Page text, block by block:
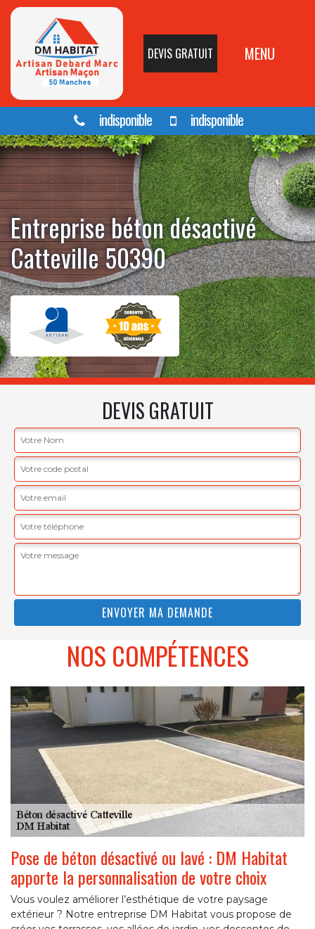
DEVIS GRATUIT MENU
indisponible indisponible
Entreprise béton désactivé
Catteville 50390
DEVIS GRATUIT
NOS COMPÉTENCES
Pose de béton désactivé ou lavé : DM Habitat
apporte la personnalisation de votre choix
Vous voulez améliorer l’esthétique de votre paysage
extérieur ? Notre entreprise DM Habitat vous propose de